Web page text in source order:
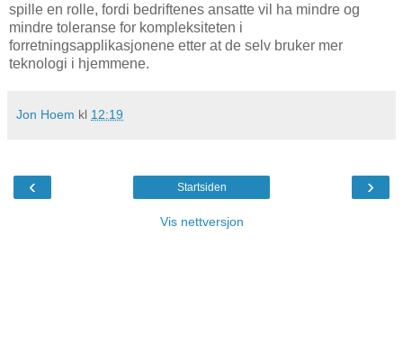
spille en rolle, fordi bedriftenes ansatte vil ha mindre og
mindre toleranse for kompleksiteten i
forretningsapplikasjonene etter at de selv bruker mer
teknologi i hjemmene.
Jon Hoem kl 12:19
‹ ›
Startsiden
Vis nettversjon